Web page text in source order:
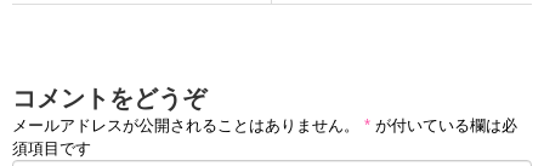
コメントをどうぞ
メールアドレスが公開されることはありません。 * が付いている欄は必
須項目です